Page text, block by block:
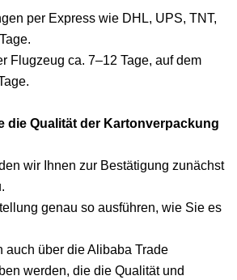
per Express wie DHL, UPS, TNT,
Flugzeug ca. 7–12 Tage, auf dem
die Qualität der Kartonverpackung
wir Ihnen zur Bestätigung zunächst
genau so ausführen, wie Sie es
auch über die Alibaba Trade
werden, die die Qualität und